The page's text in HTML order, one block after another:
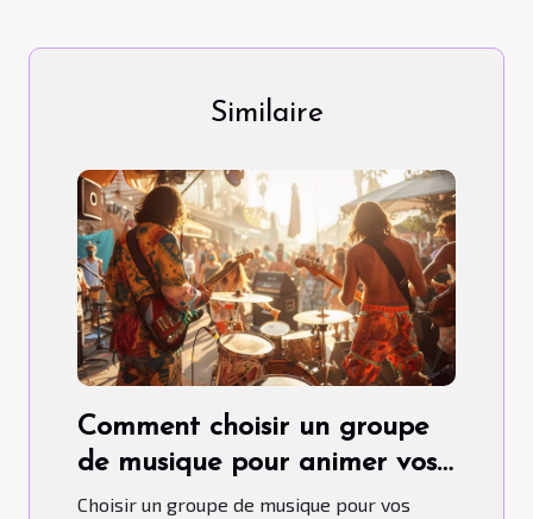
Similaire
Comment choisir un groupe
de musique pour animer vos
événements spéciaux
Choisir un groupe de musique pour vos